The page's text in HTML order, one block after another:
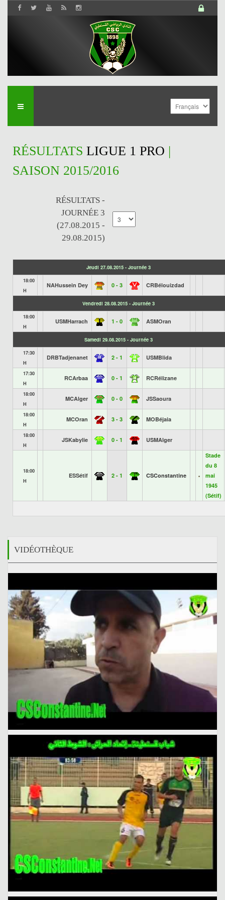
RÉSULTATS LIGUE 1 PRO |
SAISON 2015/2016
RÉSULTATS -
JOURNÉE 3
(27.08.2015 -
29.08.2015)
Jeudi 27.08.2015 - Journée 3
18:00
H
NAHussein Dey 0 - 3 CRBélouizdad
Vendredi 28.08.2015 - Journée 3
18:00
H
USMHarrach 1 - 0 ASMOran
Samedi 29.08.2015 - Journée 3
17:30
H
DRBTadjenanet 2 - 1 USMBlida
17:30
H
RCArbaa 0 - 1 RCRélizane
18:00
H
MCAlger 0 - 0 JSSaoura
18:00
H
MCOran 3 - 3 MOBéjaia
18:00
H
JSKabylie 0 - 1 USMAlger
18:00
H
ESSétif 2 - 1 CSConstantine
Stade
du 8
mai
1945
(Sétif)
VIDÉOTHÈQUE